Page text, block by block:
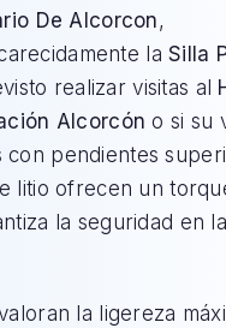
De Alcorcon,
laSilla
realizar visitas al
Alcorcón o si su
con pendientes
litio ofrecen un
la seguridad en
la ligereza